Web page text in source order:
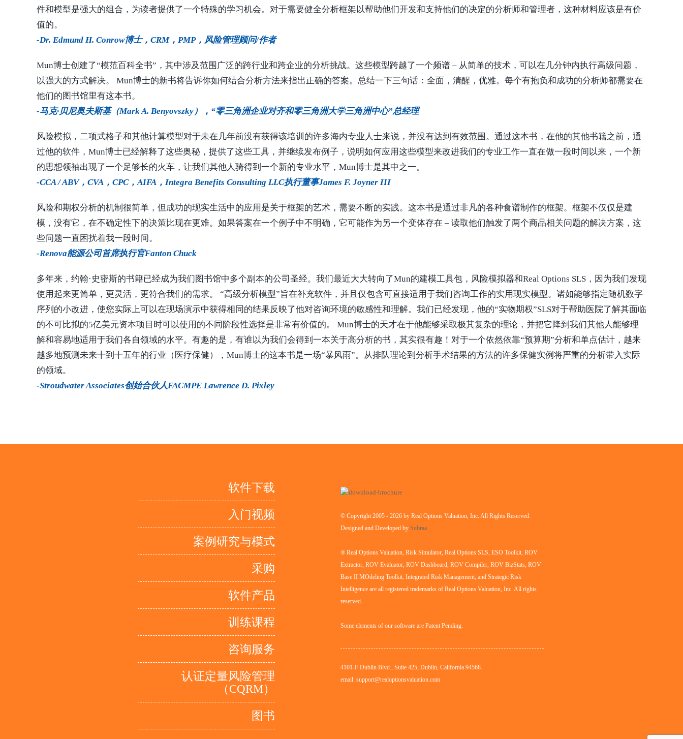
件和模型是强大的组合，为读者提供了一个特殊的学习机会。对于需要健全分析框架以帮助他们开发和支持他们的决定的分析师和管理者，这种材料应该是有价
值的。
-Dr. Edmund H. Conrow博士，CRM，PMP，风险管理顾问/作者
Mun博士创建了“模范百科全书”，其中涉及范围广泛的跨行业和跨企业的分析挑战。这些模型跨越了一个频谱 – 从简单的技术，可以在几分钟内执行高级问题，
以强大的方式解决。 Mun博士的新书将告诉你如何结合分析方法来指出正确的答案。总结一下三句话：全面，清醒，优雅。每个有抱负和成功的分析师都需要在
他们的图书馆里有这本书。
-马克·贝尼奥夫斯基（Mark A. Benyovszky），“零三角洲企业对齐和零三角洲大学三角洲中心”总经理
风险模拟，二项式格子和其他计算模型对于未在几年前没有获得该培训的许多海内专业人士来说，并没有达到有效范围。通过这本书，在他的其他书籍之前，通
过他的软件，Mun博士已经解释了这些奥秘，提供了这些工具，并继续发布例子，说明如何应用这些模型来改进我们的专业工作一直在做一段时间以来，一个新
的思想领袖出现了一个足够长的火车，让我们其他人骑得到一个新的专业水平，Mun博士是其中之一。
-CCA / ABV，CVA，CPC，AIFA，Integra Benefits Consulting LLC执行董事James F. Joyner III
风险和期权分析的机制很简单，但成功的现实生活中的应用是关于框架的艺术，需要不断的实践。这本书是通过非凡的各种食谱制作的框架。框架不仅仅是建
模，没有它，在不确定性下的决策比现在更难。如果答案在一个例子中不明确，它可能作为另一个变体存在 – 读取他们触发了两个商品相关问题的解决方案，这
些问题一直困扰着我一段时间。
-Renova能源公司首席执行官Fanton Chuck
多年来，约翰·史密斯的书籍已经成为我们图书馆中多个副本的公司圣经。我们最近大大转向了Mun的建模工具包，风险模拟器和Real Options SLS，因为我们发现
使用起来更简单，更灵活，更符合我们的需求。 “高级分析模型”旨在补充软件，并且仅包含可直接适用于我们咨询工作的实用现实模型。诸如能够指定随机数字
序列的小改进，使您实际上可以在现场演示中获得相同的结果反映了他对咨询环境的敏感性和理解。我们已经发现，他的“实物期权”SLS对于帮助医院了解其面临
的不可比拟的5亿美元资本项目时可以使用的不同阶段性选择是非常有价值的。 Mun博士的天才在于他能够采取极其复杂的理论，并把它降到我们其他人能够理
解和容易地适用于我们各自领域的水平。有趣的是，有谁以为我们会得到一本关于高分析的书，其实很有趣！对于一个依然依靠“预算期”分析和单点估计，越来
越多地预测未来十到十五年的行业（医疗保健），Mun博士的这本书是一场“暴风雨”。从排队理论到分析手术结果的方法的许多保健实例将严重的分析带入实际
的领域。
-Stroudwater Associates创始合伙人FACMPE Lawrence D. Pixley
软件下载
入门视频
案例研究与模式
采购
软件产品
训练课程
咨询服务
认证定量风险管理
（CQRM）
图书
© Copyright 2005 - 2026 by Real Options Valuation, Inc. All Rights Reserved.
Designed and Developed by Subraa
® Real Options Valuation, Risk Simulator, Real Options SLS, ESO Toolkit, ROV
Extractor, ROV Evaluator, ROV Dashboard, ROV Compiler, ROV BizStats, ROV
Base II MOdeling Toolkit, Integrated Risk Management, and Strategic Risk
Intelligence are all registered trademarks of Real Options Valuation, Inc. All rights
reserved.
Some elements of our software are Patent Pending.
4101-F Dublin Blvd., Suite 425, Dublin, California 94568.
email: support@realoptionsvaluation.com